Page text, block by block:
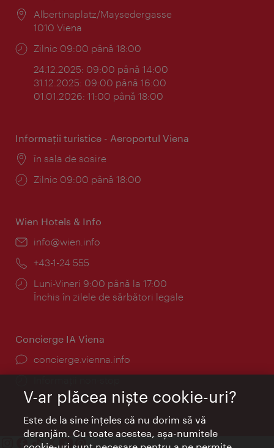
Locul:
Albertinaplatz/Maysedergasse
1010 Viena
Program:
Zilnic 09:00 până 18:00
24.12.2025: 09:00 până 14:00
31.12.2025: 09:00 până 16:00
01.01.2026: 11:00 până 18:00
Informaţii turistice - Aeroportul Viena
Locul:
în sala de sosire
Program:
Zilnic 09:00 până 18:00
Wien Hotels & Info
E-
info@wien.info
Telefon:
+43-1-24 555
Program:
Luni-Vineri 9:00 până la 17:00
Închis în zilele de sărbători legale
Concierge IA Viena
concierge.vienna.info
V-ar plăcea nişte cookie-uri?
Este de la sine înţeles că nu dorim să vă
deranjăm. Cu toate acestea, aşa-numitele